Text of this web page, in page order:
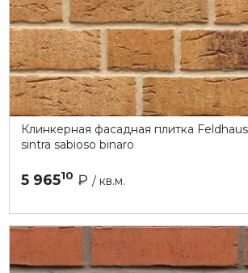
Клинкерная фасадная плитка
sintra sabioso binaro
5 96510 ₽ / кв.м.